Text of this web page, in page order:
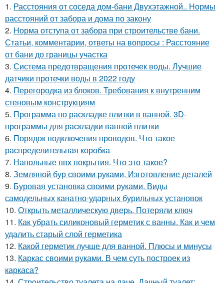
1. Расстояния от соседа дом-бани Двухэтажной.. Нормы
расстояний от забора и дома по закону
2. Норма отступа от забора при строительстве бани.
Статьи, комментарии, ответы на вопросы : Расстояние
от бани до границы участка
3. Система предотвращения протечек воды. Лучшие
датчики протечки воды в 2022 году
4. Перегородка из блоков. Требования к внутренним
стеновым конструкциям
5. Программа по раскладке плитки в ванной. 3D-
программы для раскладки ванной плитки
6. Порядок подключения проводов. Что такое
распределительная коробка
7. Напольные пвх покрытия. Что это такое?
8. Земляной бур своими руками. Изготовление деталей
9. Буровая установка своими руками. Виды
самодельных канатно-ударных бурильных установок
10. Открыть металлическую дверь. Потеряли ключ
11. Как убрать силиконовый герметик с ванны. Как и чем
удалить старый слой герметика
12. Какой герметик лучше для ванной. Плюсы и минусы
13. Каркас своими руками. В чем суть построек из
каркаса?